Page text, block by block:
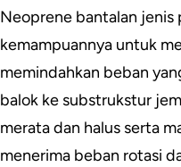
Neoprene bantalan jenis
kemampuannya untuk
memindahkan beban
balok ke substrukstur
merata dan halus serta
menerima beban rotasi